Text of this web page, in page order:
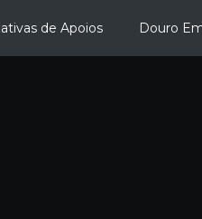
de Apoios Douro